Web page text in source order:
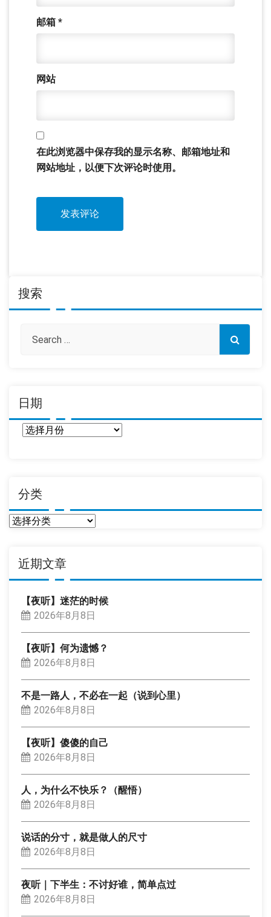
邮箱 *
网站
在此浏览器中保存我的显示名称、邮箱地址和
网站地址，以便下次评论时使用。
搜索
日期
分类
分
近期文章
【夜听】迷茫的时候
2026年8月8日
【夜听】何为遗憾？
2026年8月8日
不是一路人，不必在一起（说到心里）
2026年8月8日
【夜听】傻傻的自己
2026年8月8日
人，为什么不快乐？（醒悟）
2026年8月8日
说话的分寸，就是做人的尺寸
2026年8月8日
夜听｜下半生：不讨好谁，简单点过
2026年8月8日